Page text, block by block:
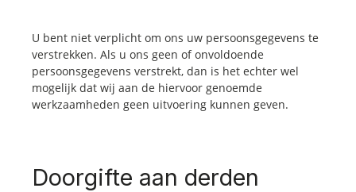
U bent niet verplicht om ons uw persoonsgegevens te
verstrekken. Als u ons geen of onvoldoende
persoonsgegevens verstrekt, dan is het echter wel
mogelijk dat wij aan de hiervoor genoemde
werkzaamheden geen uitvoering kunnen geven.
Doorgifte aan derden